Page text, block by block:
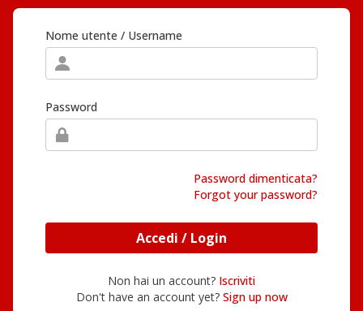
Nome utente / Username
Password
Password dimenticata?
Forgot your password?
Accedi / Login
Non hai un account? Iscriviti
Don't have an account yet? Sign up now